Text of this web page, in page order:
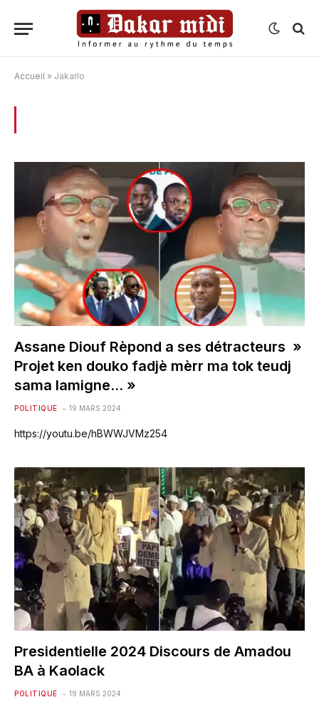
Accueil » Jakarlo
Assane Diouf Rèpond a ses détracteurs »
Projet ken douko fadjè mèrr ma tok teudj
sama lamigne… »
POLITIQUE 19 MARS 2024
https://youtu.be/hBWWJVMz254
Presidentielle 2024 Discours de Amadou
BA à Kaolack
POLITIQUE 19 MARS 2024